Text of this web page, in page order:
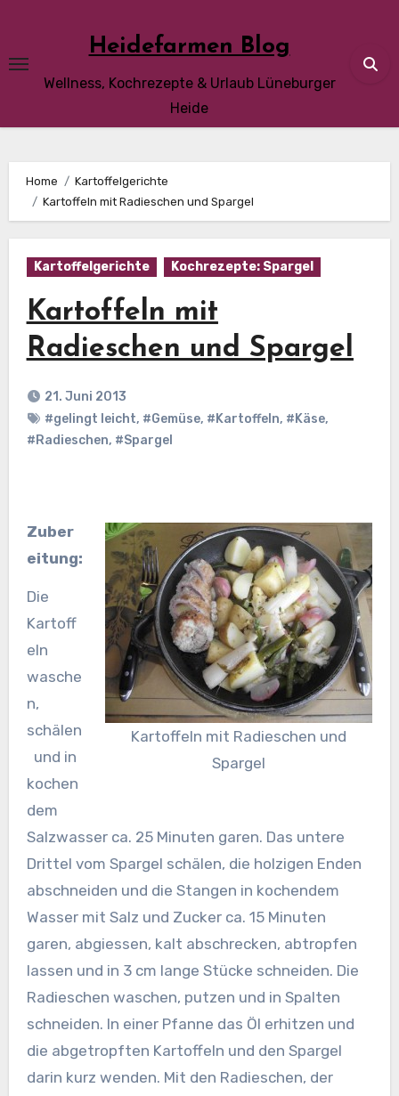
content
Heidefarmen Blog
Wellness, Kochrezepte & Urlaub Lüneburger
Heide
Home
Kartoffelgerichte
Kartoffeln mit Radieschen und Spargel
Kartoffelgerichte Kochrezepte: Spargel
Kartoffeln mit
Radieschen und Spargel
21. Juni 2013
#gelingt leicht, #Gemüse, #Kartoffeln, #Käse,
#Radieschen, #Spargel
Kartoffeln mit Radieschen und
Spargel
Zuber
eitung:
Die
Kartoff
eln
wasche
n,
schälen
und in
kochen
dem
Salzwasser ca. 25 Minuten garen. Das untere
Drittel vom Spargel schälen, die holzigen Enden
abschneiden und die Stangen in kochendem
Wasser mit Salz und Zucker ca. 15 Minuten
garen, abgiessen, kalt abschrecken, abtropfen
lassen und in 3 cm lange Stücke schneiden. Die
Radieschen waschen, putzen und in Spalten
schneiden. In einer Pfanne das Öl erhitzen und
die abgetropften Kartoffeln und den Spargel
darin kurz wenden. Mit den Radieschen, der